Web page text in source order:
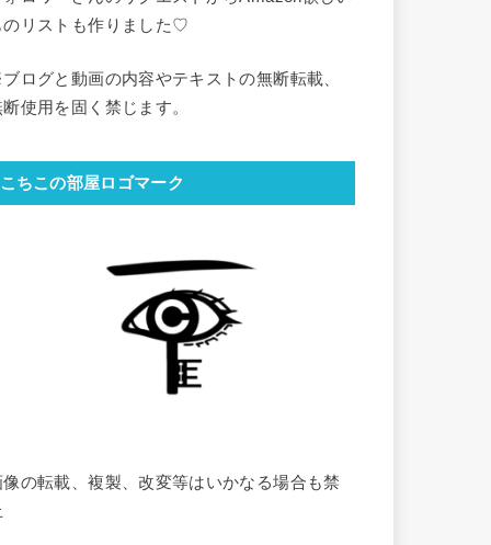
のリストも作りました♡
ログと動画の内容やテキストの無断転載、
断使用を固く禁じます。
こちこの部屋ロゴマーク
像の転載、複製、改変等はいかなる場合も禁